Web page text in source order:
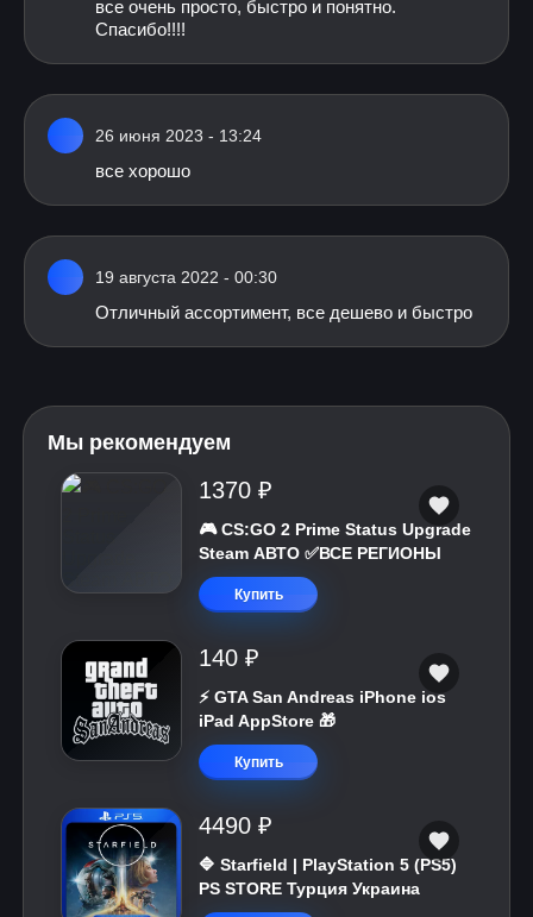
все очень просто, быстро и понятно.
Спасибо!!!!
26 июня 2023 - 13:24
все хорошо
19 августа 2022 - 00:30
Отличный ассортимент, все дешево и быстро
Мы рекомендуем
1370 ₽
🎮 CS:GO 2 Prime Status Upgrade
Steam АВТО ✅ВСЕ РЕГИОНЫ
Купить
140 ₽
⚡️ GTA San Andreas iPhone ios
iPad AppStore 🎁
Купить
4490 ₽
🔷 Starfield | PlayStation 5 (PS5)
PS STORE Турция Украина